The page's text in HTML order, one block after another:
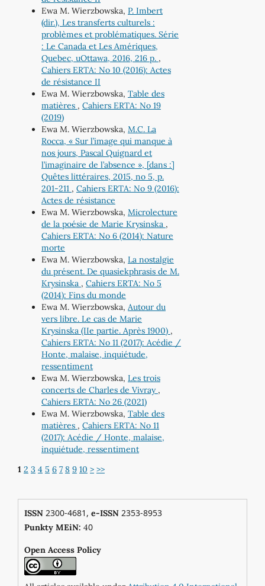
Ewa M. Wierzbowska, P. Imbert
(dir.), Les transferts culturels :
problèmes et problématiques. Série
: Le Canada et Les Amériques,
Quebec, uOttawa, 2016, 216 p. ,
Cahiers ERTA: No 10 (2016): Actes
de résistance II
Ewa M. Wierzbowska, Table des
matières , Cahiers ERTA: No 19
(2019)
Ewa M. Wierzbowska, M.C. La
Rocca, « Sur l’image qui manque à
nos jours, Pascal Quignard et
l’imaginaire de l’absence », [dans :]
Quêtes littéraires, 2015, no 5, p.
201-211 , Cahiers ERTA: No 9 (2016):
Actes de résistance
Ewa M. Wierzbowska, Microlecture
de la poésie de Marie Krysinska ,
Cahiers ERTA: No 6 (2014): Nature
morte
Ewa M. Wierzbowska, La nostalgie
du présent. De quasiekphrasis de M.
Krysinska , Cahiers ERTA: No 5
(2014): Fins du monde
Ewa M. Wierzbowska, Autour du
vers libre. Le cas de Marie
Krysinska (IIe partie. Après 1900) ,
Cahiers ERTA: No 11 (2017): Acédie /
Honte, malaise, inquiétude,
ressentiment
Ewa M. Wierzbowska, Les trois
concerts de Charles de Vivray ,
Cahiers ERTA: No 26 (2021)
Ewa M. Wierzbowska, Table des
matières , Cahiers ERTA: No 11
(2017): Acédie / Honte, malaise,
inquiétude, ressentiment
1 2 3 4 5 6 7 8 9 10 > >>
ISSN2300-4681, e-ISSN2353-8953
Punkty MEiN: 40
Open Access Policy